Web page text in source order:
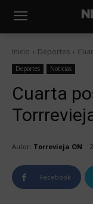
Inicio Deportes
Deportes Noticias
Cuarta
Autor: Torrevieja ON
Facebook